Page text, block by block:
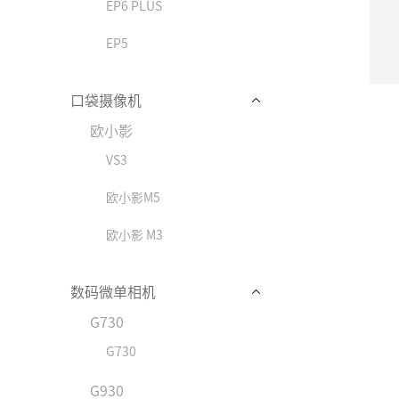
EP6 PLUS
EP5
口袋摄像机
欧小影
VS3
欧小影M5
欧小影 M3
数码微单相机
G730
G730
G930